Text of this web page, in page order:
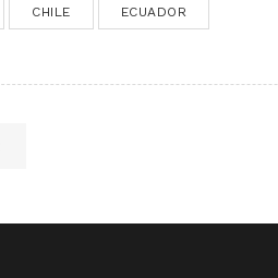
CHILE ECUADOR